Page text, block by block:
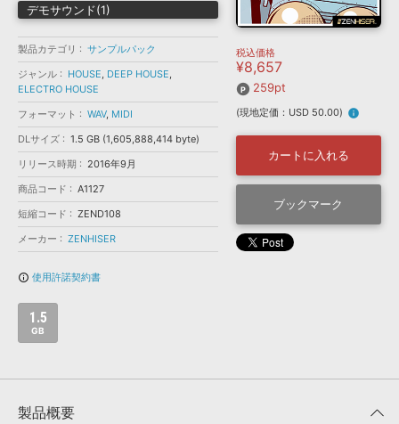
サンプルパック »
ソフトウェア／ツール »
DAW »
効果音 »
BGM »
特集 »
ニュースレター »
SONICWIREブログ »
製品サポート情報 »
DTMガイド »
FAQ »
お問い合わせ »
音楽カード
楽曲配信流通 サービス
無償のサウンド管理ソフト
APS
ソフト音源 プラグイン・エフェクト
ソフトウェア／ツール 効果音
フォーマット
ランキング
デモサウンド(1)
製品カテゴリ
サンプルパック
ジャンル
HOUSE, DEEP HOUSE,
ELECTRO HOUSE
フォーマット
WAV, MIDI
DLサイズ
1.5 GB (1,605,888,414 byte)
リリース時期
2016年9月
商品コード
A1127
短縮コード
ZEND108
メーカー
ZENHISER
info_outline 使用許諾契約書
1.5
GB
税込価格
¥8,657
259pt
(現地定価：USD 50.00) info
カートに入れる
ブックマーク
製品概要